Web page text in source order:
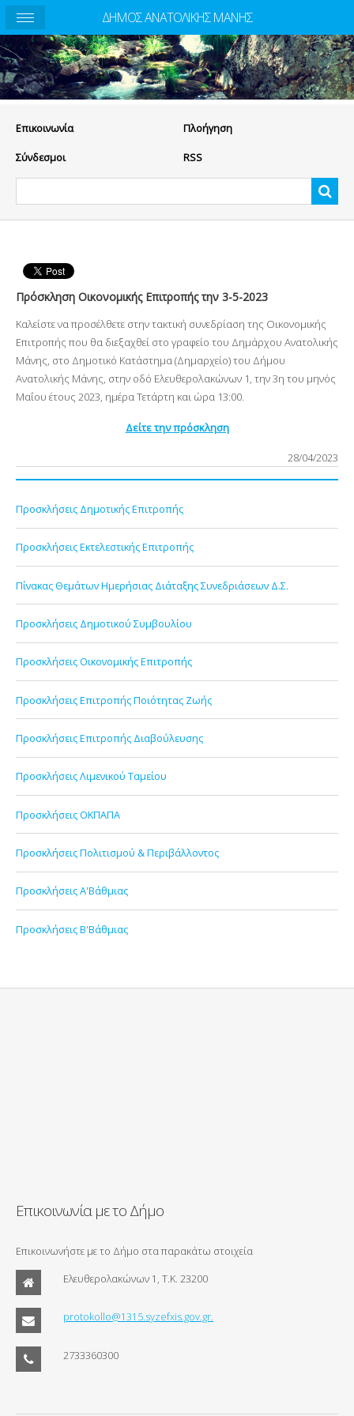
Eπικοινωνία Πλοήγηση
Σύνδεσμοι RSS
Πρόσκληση Οικονομικής Επιτροπής την 3-5-2023
Καλείστε να προσέλθετε στην τακτική συνεδρίαση της Οικονομικής
Επιτροπής που θα διεξαχθεί στο γραφείο του Δημάρχου Ανατολικής
Μάνης, στο Δημοτικό Κατάστημα (Δημαρχείο) του Δήμου
Ανατολικής Μάνης, στην οδό Ελευθερολακώνων 1, την 3η του μηνός
Μαΐου έτους 2023, ημέρα Τετάρτη και ώρα 13:00.
Δείτε την πρόσκληση
28/04/2023
Προσκλήσεις Δημοτικής Επιτροπής
Προσκλήσεις Εκτελεστικής Επιτροπής
Πίνακας Θεμάτων Ημερήσιας Διάταξης Συνεδριάσεων Δ.Σ.
Προσκλήσεις Δημοτικού Συμβουλίου
Προσκλήσεις Οικονομικής Επιτροπής
Προσκλήσεις Επιτροπής Ποιότητας Ζωής
Προσκλήσεις Επιτροπής Διαβούλευσης
Προσκλήσεις Λιμενικού Ταμείου
Προσκλήσεις ΟΚΠΑΠΑ
Προσκλήσεις Πολιτισμού & Περιβάλλοντος
Προσκλήσεις Α'Βάθμιας
Προσκλήσεις Β'Βάθμιας
Επικοινωνία με το Δήμο
Επικοινωνήστε με το Δήμο στα παρακάτω στοιχεία
Ελευθερολακώνων 1, Τ.Κ. 23200
protokollo@1315.syzefxis.gov.gr.
2733360300
ΔΗΜΟΣ ΑΝΑΤΟΛΙΚΗΣ ΜΑΝΗΣ